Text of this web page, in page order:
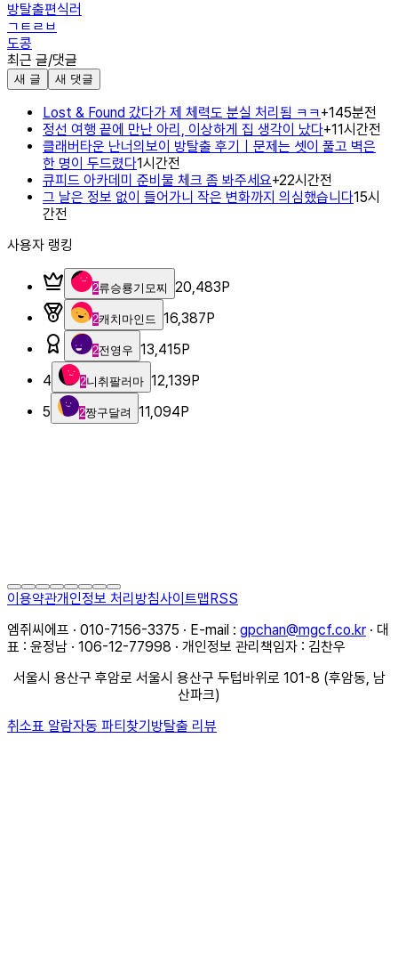
방탈출편식러
ㄱㅌㄹㅂ
도콩
최근 글/댓글
새 글 새 댓글
Lost & Found 갔다가 제 체력도 분실 처리됨 ㅋㅋ+145분전
정선 여행 끝에 만난 아리, 이상하게 집 생각이 났다+11시간전
클래버타운 난너의보이 방탈출 후기｜문제는 셋이 풀고 벽은
한 명이 두드렸다1시간전
큐피드 아카데미 준비물 체크 좀 봐주세요+22시간전
그 날은 정보 없이 들어가니 작은 변화까지 의심했습니다15시
간전
사용자 랭킹
2류승룡기모찌 20,483P
2캐치마인드 16,387P
2전영우 13,415P
4
2니취팔러마 12,139P
5
2짱구달려 11,094P
이용약관개인정보 처리방침사이트맵RSS
엠쥐씨에프 · 010-7156-3375 · E-mail : gpchan@mgcf.co.kr · 대
표 : 윤정남 · 106-12-77998 · 개인정보 관리책임자 : 김찬우
서울시 용산구 후암로 서울시 용산구 두텁바위로 101-8 (후암동, 남
산파크)
취소표 알람자동 파티찾기방탈출 리뷰